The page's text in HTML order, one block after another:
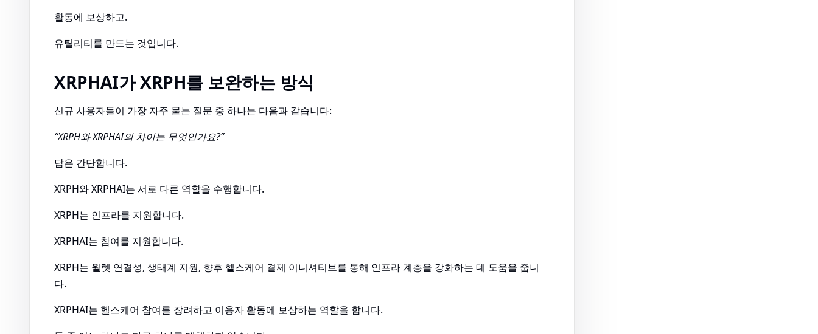
활동에 보상하고.
유틸리티를 만드는 것입니다.
XRPHAI가 XRPH를 보완하는 방식
신규 사용자들이 가장 자주 묻는 질문 중 하나는 다음과 같습니다:
“XRPH와 XRPHAI의 차이는 무엇인가요?”
답은 간단합니다.
XRPH와 XRPHAI는 서로 다른 역할을 수행합니다.
XRPH는 인프라를 지원합니다.
XRPHAI는 참여를 지원합니다.
XRPH는 월렛 연결성, 생태계 지원, 향후 헬스케어 결제 이니셔티브를 통해 인프라 계층을 강화하는 데 도움을 줍니
다.
XRPHAI는 헬스케어 참여를 장려하고 이용자 활동에 보상하는 역할을 합니다.